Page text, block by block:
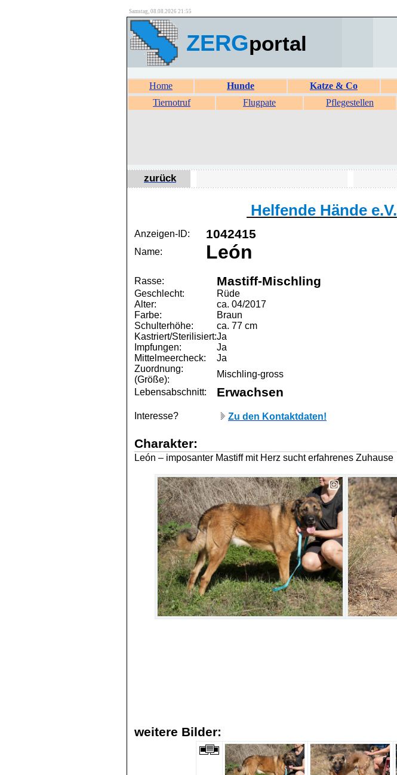
Samstag, 08.08.2026 21:55
ZERGportal
Home Hunde Katze & Co
Tiernotruf
Flugpate Pflegestellen
zurück
Helfende Hände e.V.
Anzeigen-ID:
1042415
Name: León
Rasse: Mastiff-Mischling
Geschlecht:
Rüde
Alter:
ca. 04/2017
Farbe:
Braun
Schulterhöhe:
ca. 77 cm
Kastriert/Sterilisiert:Ja
Impfungen:
Ja
Mittelmeercheck:
Ja
Zuordnung:
(Größe):
Mischling-gross
Lebensabschnitt:
Erwachsen
Interesse? Zu den Kontaktdaten!
Charakter:
León – imposanter Mastiff mit Herz sucht erfahrenes Zuhause
weitere Bilder: